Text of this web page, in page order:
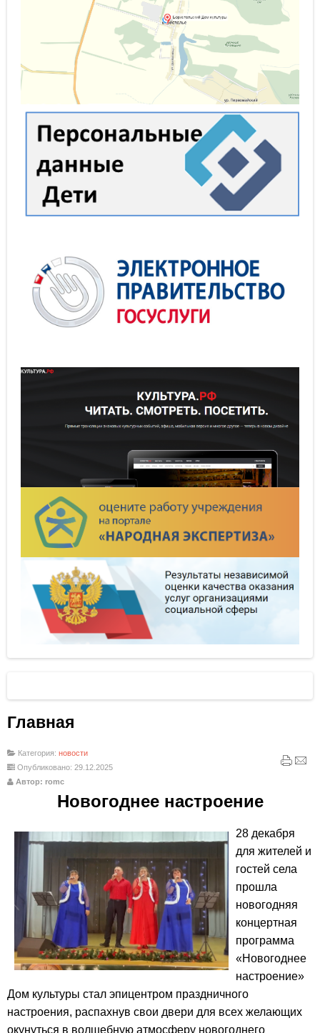
Главная
Категория: новости
Опубликовано: 29.12.2025
Автор: romc
Новогоднее настроение
28 декабря
для жителей и
гостей села
прошла
новогодняя
концертная
программа
«Новогоднее
настроение»
Дом культуры стал эпицентром праздничного
настроения, распахнув свои двери для всех желающих
окунуться в волшебную атмосферу новогоднего